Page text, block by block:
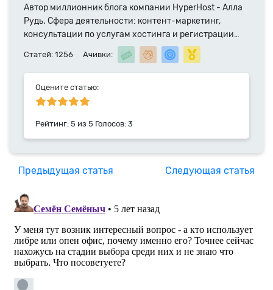
Автор миллионник блога компании HyperHost - Алла
Рудь. Сфера деятельности: контент-маркетинг,
консультации по услугам хостинга и регистрации
доменных имен. Специалист компании HyperHost.UA
Статей: 1256 Ачивки:
Оцените статью:
Рейтинг: 5 из 5 Голосов: 3
Предыдущая статья Следующая статья